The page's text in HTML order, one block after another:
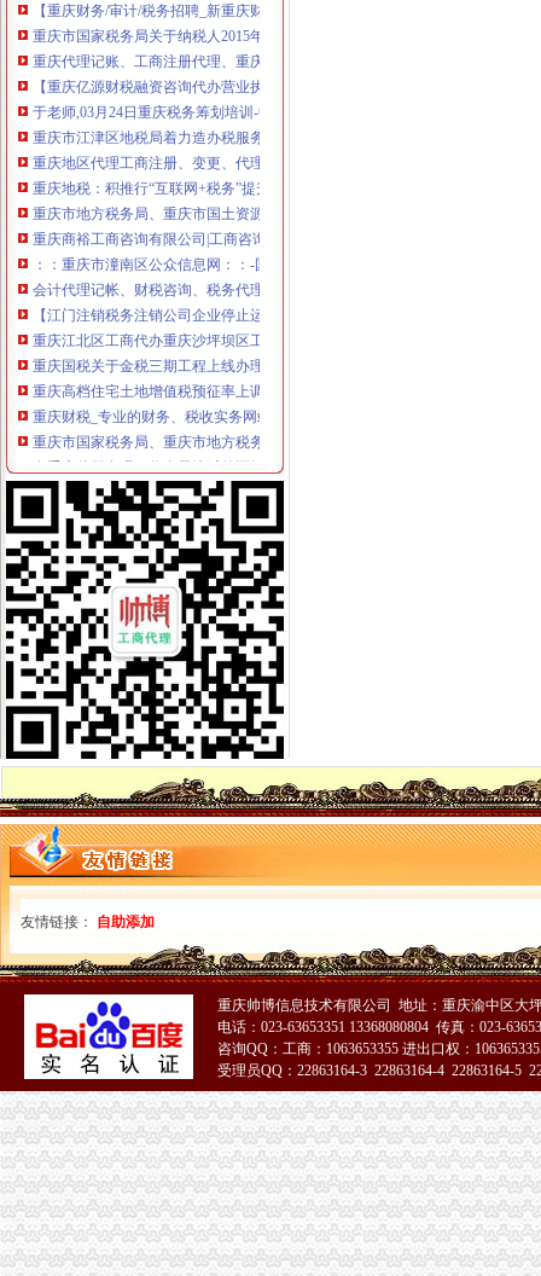
重庆市国家税务局关于纳税人2015年度关联申报等事项的提示-中国会
重庆代理记账、工商注册代理、重庆微型企业、商标注册、税务评估
【重庆亿源财税融资咨询代办营业执照营业哪家比较好】价格,厂家,
于老师,03月24日重庆税务筹划培训-中华品牌管理网
重庆市江津区地税局着力造办税服务“轻体验”-新华网
重庆地区代理工商注册、变更、代理记账、税务咨询可提供地
重庆地税：积推行“互联网+税务”提升服务质效-长江经济网
重庆市地方税务局、重庆市国土资源和房屋管理局<BR>关于暂停办理
重庆商裕工商咨询有限公司|工商咨询|代帐咨询|做账报税|税务代办|代
：：重庆市潼南区公众信息网：：-国税局
会计代理记帐、财税咨询、税务代理-重庆便民网
【江门注销税务注销公司企业停止运营不注销后果严重】-鹤山沙坪易
重庆江北区工商代办重庆沙坪坝区工商代办【渝盾】_其他加盟-中国
重庆国税关于金税三期工程上线办理有关涉税事项的公告_地方规-
重庆高档住宅土地增值税预征率上调至2%_东方财富网
重庆财税_专业的财务、税收实务网站-亿企赢财税资讯
重庆市国家税务局、重庆市地方税务局、重庆市工商管理局转发国
有重庆的朋友吗？你在天津过的还好吗？（转载）_天津_天涯论坛_天
重庆注册税务招聘_重庆注册税务招聘信息_智联重庆招聘网_找工作求
《重庆市国税小规模申报》_优秀范文十篇
重庆招聘税务专员_重庆弘昇管道有限公司招聘-汇博网
重庆税务登记证挂失电话-沙坪坝沙坪坝广告媒-重庆58同城
【税收管理】重庆市地方税务局关于印发《“三证合一、一照一码”
重庆地税的微博
重庆税务策划招聘_重庆税务策划招聘信息_智联重庆招聘网_找工作求
重庆沙坪坝门户网
重庆国税网上申报系统：
重庆营业执照代办【工商代办免费咨询】重庆益尚利财务管理有限公司
重庆财税公司-重庆亿源公司_重庆亿源_重庆市亿源财税咨询公司_重庆
代理记账|税务代理与咨询-重庆君立企业管理咨询有限公司
重庆高档住宅土地增值税预征率上调至2%_网易北京房产频道
重庆代理各项纳税申报-商务服务-久久信息网
【代理记帐、办理工商税务相关事宜等】厂家,价格,图片_重庆正青
重庆代理记账如何办理税务登记变更_搜狐其它_搜狐网
国务制办公室地方规章重庆市税收征管保障办
重庆财务会计-税务招聘-新百胜餐饮（武汉）有限公司招聘信息_重庆
以增经济发展动力为遵循重庆市国税局扎实推进税收改革-新华网
重庆高档住宅土地增值税预征率上调至2%_国内新闻_烟台房产网_买
重庆市税收征管保障办-重庆农业农村信息网
重庆市旭鑫工商税务咨询有限公司-百姓网
重庆亿源财税
“营改增”政策深度解析与操作实务专题李老师,04月16日重庆税
立信税务师事务所有限公司重庆分公司
重庆发票新规定,税务金四期上线！-企业税收优惠政策-重庆市黔江
重庆税务注销
【重庆亿源财税融资咨询代办营业执照营业哪家比较好】价格,厂家,
为什么需要撤销西部吸直辖市？2011年四川上缴中央的税收是重庆的
税务代理服务、帐务清理-重庆便民网
《一般纳税人注销流程》100篇第一文库网
重庆工商注册代理记账变更税务财务佼佼泽工商
友情链接： 自助添加
重庆帅博信息技术有限公司 地址：重庆渝中区大
电话：023-63653351 13368080804 传真：023-
咨询QQ：工商：1063653355 进出口权：
受理员QQ：22863164-3 22863164-4 22863164-5